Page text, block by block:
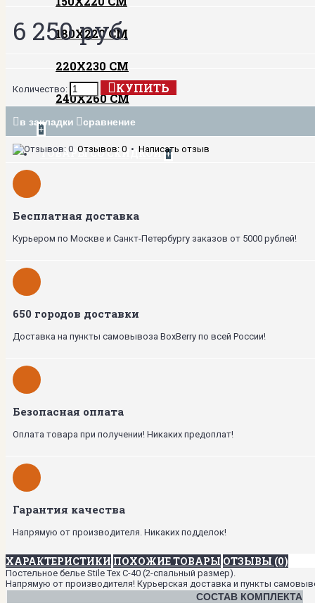
180Х220 СМ
220Х230 СМ
240Х260 СМ
+
ТОВАРЫ СО СКИДКОЙ +
6 250 руб.
Количество: КУПИТЬ
в закладки сравнение
Отзывов: 0 • Написать отзыв
Бесплатная доставка
Курьером по Москве и Санкт-Петербургу заказов от 5000 рублей!
650 городов доставки
Доставка на пункты самовывоза BoxBerry по всей России!
Безопасная оплата
Оплата товара при получении! Никаких предоплат!
Гарантия качества
Напрямую от производителя. Никаких подделок!
ХАРАКТЕРИСТИКИ ПОХОЖИЕ ТОВАРЫ ОТЗЫВЫ (0)
Постельное белье Stile Tex C-40 (2-спальный размер).
Напрямую от производителя! Курьерская доставка и пункты
СОСТАВ КОМПЛЕКТА